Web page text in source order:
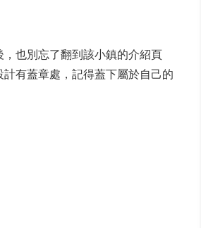
，也別忘了翻到該小鎮的介紹頁
有蓋章處，記得蓋下屬於自己的